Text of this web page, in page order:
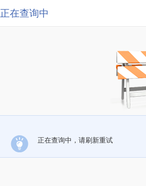
正在查询中
正在查询中，请刷新重试